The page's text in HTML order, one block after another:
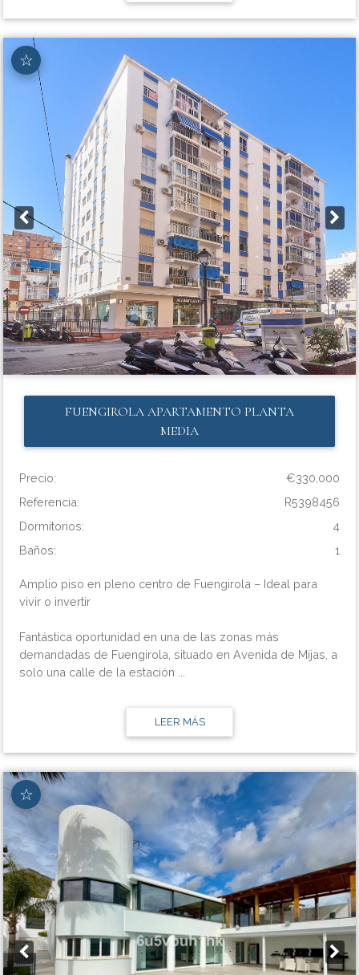
☆
FUENGIROLA APARTAMENTO PLANTA
MEDIA
Precio:
€330,000
Referencia:
R5398456
Dormitorios:
4
Baños:
1
Amplio piso en pleno centro de Fuengirola – Ideal para
vivir o invertir
Fantástica oportunidad en una de las zonas más
demandadas de Fuengirola, situado en Avenida de Mijas, a
solo una calle de la estación ...
LEER MÁS
☆